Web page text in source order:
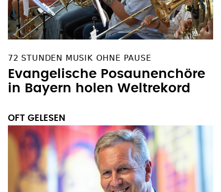
72 STUNDEN MUSIK OHNE PAUSE
Evangelische Posaunenchöre
in Bayern holen Weltrekord
OFT GELESEN